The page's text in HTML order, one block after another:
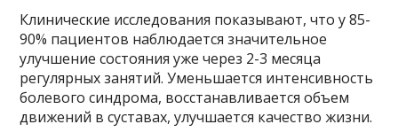
Клинические исследования показывают, что у 85-
90% пациентов наблюдается значительное
улучшение состояния уже через 2-3 месяца
регулярных занятий. Уменьшается интенсивность
болевого синдрома, восстанавливается объем
движений в суставах, улучшается качество жизни.